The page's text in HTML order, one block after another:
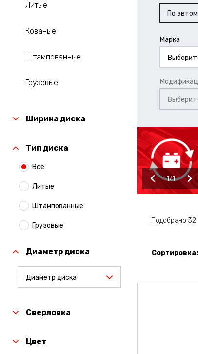
Литые
Кованые
Штампованные
Грузовые
Ширина диска
Тип диска
Все
Литые
Штампованные
Грузовые
Диаметр диска
Диаметр диска
Сверловка
Цвет
По
Марка
1 1
Подобрано 32
Сортировка: